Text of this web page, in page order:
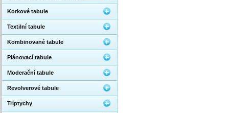
Korkové tabule
Textilní tabule
Kombinované tabule
Plánovací tabule
Moderační tabule
Revolverové tabule
Triptychy